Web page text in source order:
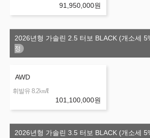
91,950,000원
2026년형 가솔린 2.5 터보 BLACK (개소세
AWD
휘발유 8.2㎞/ℓ
101,100,000원
2026년형 가솔린 3.5 터보 BLACK (개소세